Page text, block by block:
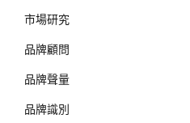
承受或不可能時挽救其在線聲譽。 從網上刪除新聞文章的 5 個步驟
正如您可能想像的那樣，從互聯
程。然而，有些步驟卻出奇地簡
市場研究
品牌顧問
品牌聲量
品牌識別